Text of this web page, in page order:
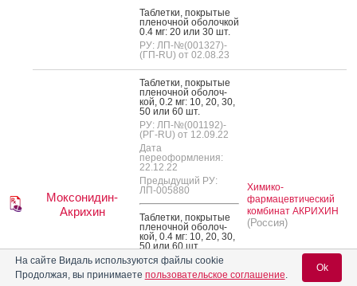
Таб­летки, пок­ры­тые
пле­ноч­ной обо­лоч­кой
0.4 мг: 20 или 30 шт.
РУ: ЛП-№(001327)-
(ГП-RU) от 02.08.23
Моксонидин-
Акрихин
Таб­летки, пок­ры­тые
пле­ноч­ной обо­лоч­
кой, 0.2 мг: 10, 20, 30,
50 или 60 шт.
РУ: ЛП-№(001192)-
(РГ-RU) от 12.09.22
Дата
переоформления:
22.12.22
Предыдущий РУ:
ЛП-005880
Таб­летки, пок­ры­тые
пле­ноч­ной обо­лоч­
кой, 0.4 мг: 10, 20, 30,
50 или 60 шт.
РУ: ЛП-№(001192)-
(РГ-RU) от 12.09.22
Дата
Химико-
фармацевтический
комбинат АКРИХИН
(Россия)
На сайте Видаль используются файлы cookie
Продолжая, вы принимаете пользовательское соглашение.
Ok